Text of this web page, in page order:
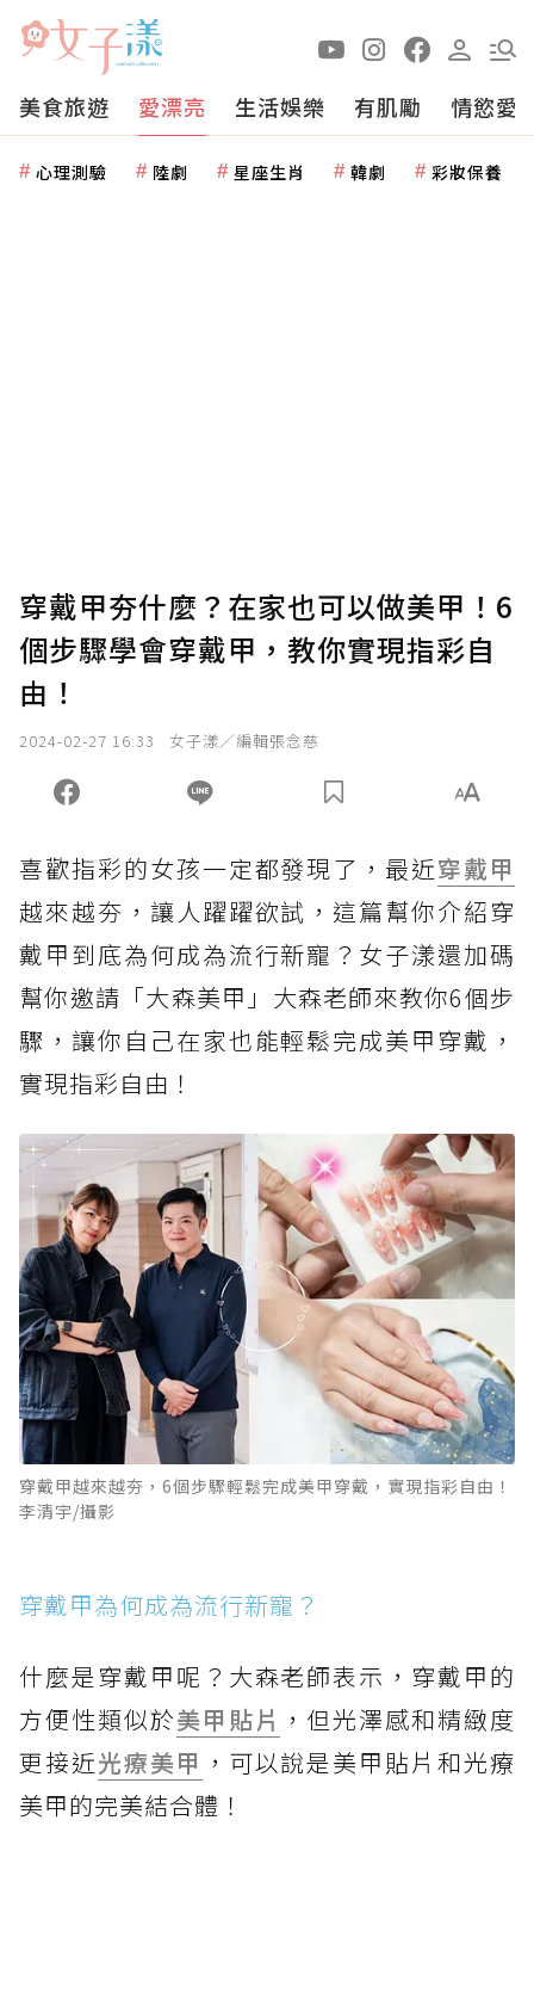
美食旅遊 愛漂亮 生活娛樂 有肌勵 情慾愛
心理測驗 陸劇 星座生肖 韓劇 彩妝保養
穿戴甲夯什麼？在家也可以做美甲！6
個步驟學會穿戴甲，教你實現指彩自
由！
2024-02-27 16:33 女子漾／編輯張念慈
喜歡指彩的女孩一定都發現了，最近穿戴甲
越來越夯，讓人躍躍欲試，這篇幫你介紹穿
戴甲到底為何成為流行新寵？女子漾還加碼
幫你邀請「大森美甲」大森老師來教你6個步
驟，讓你自己在家也能輕鬆完成美甲穿戴，
實現指彩自由！
穿戴甲越來越夯，6個步驟輕鬆完成美甲穿戴，實現指彩自由！
李清宇/攝影
穿戴甲為何成為流行新寵？
什麼是穿戴甲呢？大森老師表示，穿戴甲的
方便性類似於美甲貼片 ，但光澤感和精緻度
更接近光療美甲 ，可以說是美甲貼片和光療
美甲的完美結合體！